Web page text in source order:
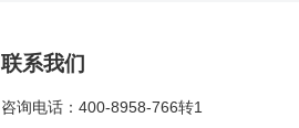
联系我们
咨询电话：400-8958-766转1